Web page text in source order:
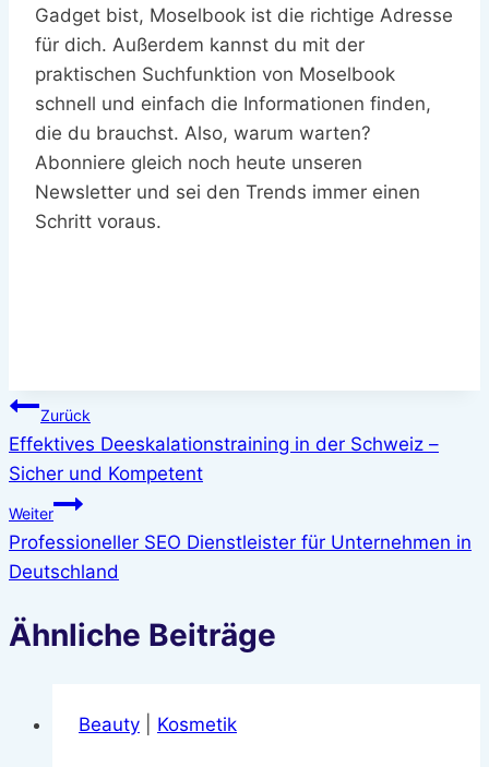
Gadget bist, Moselbook ist die richtige Adresse
für dich. Außerdem kannst du mit der
praktischen Suchfunktion von Moselbook
schnell und einfach die Informationen finden,
die du brauchst. Also, warum warten?
Abonniere gleich noch heute unseren
Newsletter und sei den Trends immer einen
Schritt voraus.
Beitragsnavigation
Zurück
Effektives Deeskalationstraining in der Schweiz –
Sicher und Kompetent
Weiter
Professioneller SEO Dienstleister für Unternehmen in
Deutschland
Ähnliche Beiträge
Beauty Kosmetik